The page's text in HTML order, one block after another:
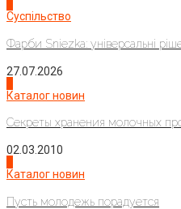
Суспільство
Фарби Sniezka: універсальні
27.07.2026
Каталог новин
Секреты хранения молочных
02.03.2010
Каталог новин
Пусть молодежь порадуется